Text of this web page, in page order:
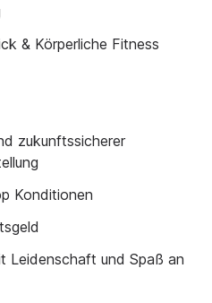
& Körperliche Fitness
zukunftssicherer
Konditionen
Leidenschaft und Spaß an